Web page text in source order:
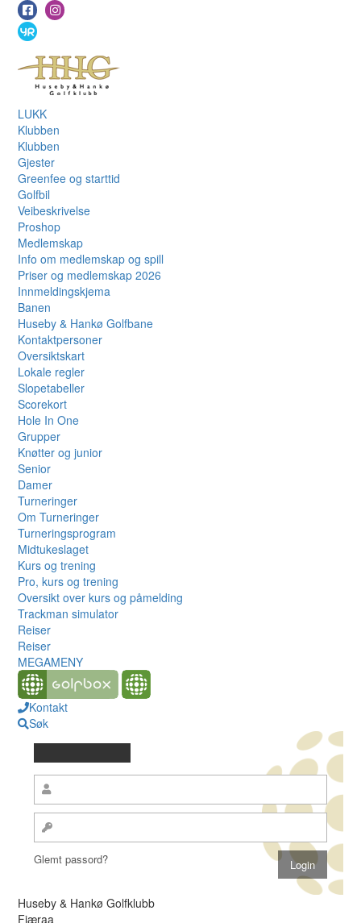
LUKK
Klubben
Klubben
Gjester
Greenfee og starttid
Golfbil
Veibeskrivelse
Proshop
Medlemskap
Info om medlemskap og spill
Priser og medlemskap 2026
Innmeldingskjema
Banen
Huseby & Hankø Golfbane
Kontaktpersoner
Oversiktskart
Lokale regler
Slopetabeller
Scorekort
Hole In One
Grupper
Knøtter og junior
Senior
Damer
Turneringer
Om Turneringer
Turneringsprogram
Midtukeslaget
Kurs og trening
Pro, kurs og trening
Oversikt over kurs og påmelding
Trackman simulator
Reiser
Reiser
MEGAMENY
Kontakt
Søk
Glemt passord?
Huseby & Hankø Golfklubb
Fjæraa